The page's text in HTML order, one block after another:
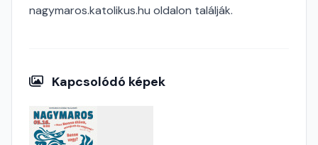
nagymaros.katolikus.hu oldalon találják.
Kapcsolódó képek